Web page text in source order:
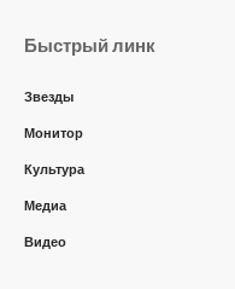
Быстрый линк
Звезды
Монитор
Культура
Медиа
Видео